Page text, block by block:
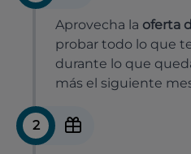
Aprovecha la oferta
probar todo lo que
durante lo que
más el siguiente
2